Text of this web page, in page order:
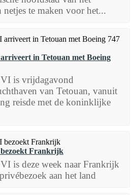
te maken voor het...
in Tetouan met Boeing
is vrijdagavond
van Tetouan, vanuit
reisde met de koninklijke
Frankrijk
is deze week naar Frankrijk
aan het land